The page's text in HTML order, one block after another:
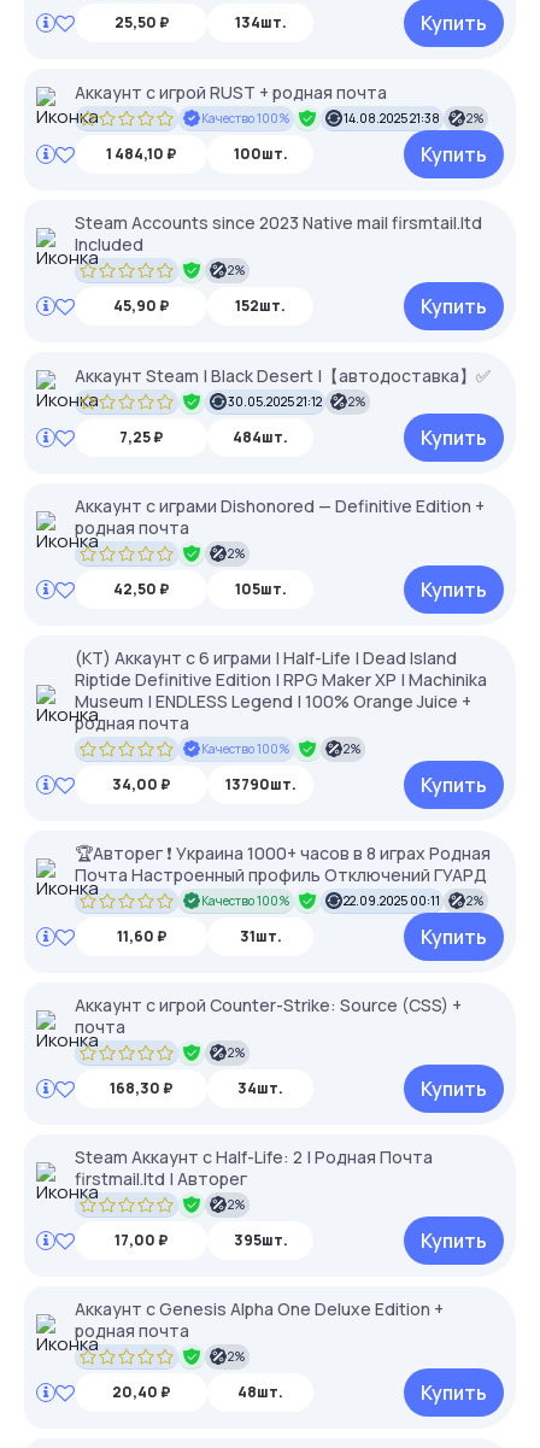
25,50 ₽ 134шт. Купить
Аккаунт с игрой RUST + родная почта
Качество 100% 14.08.2025 21:38 2%
1 484,10 ₽ 100шт. Купить
Steam Accounts since 2023 Native mail firsmtail.ltd
Included
2%
45,90 ₽ 152шт. Купить
Аккаунт Steam | Black Desert |【︎автодоставка】︎✅
30.05.2025 21:12 2%
7,25 ₽ 484шт. Купить
Аккаунт с играми Dishonored — Definitive Edition +
родная почта
2%
42,50 ₽ 105шт. Купить
(КТ) Аккаунт с 6 играми | Half-Life | Dead Island
Riptide Definitive Edition | RPG Maker XP | Machinika
Museum | ENDLESS Legend | 100% Orange Juice +
родная почта
Качество 100% 2%
34,00 ₽ 13790шт. Купить
🏆Авторег ❗ Украина 1000+ часов в 8 играх Родная
Почта Настроенный профиль Отключений ГУАРД
Качество 100% 22.09.2025 00:11 2%
11,60 ₽ 31шт. Купить
Аккаунт с игрой Counter-Strike: Source (CSS) +
почта
2%
168,30 ₽ 34шт. Купить
Steam Аккаунт с Half-Life: 2 | Родная Почта
firstmail.ltd | Авторег
2%
17,00 ₽ 395шт. Купить
Аккаунт с Genesis Alpha One Deluxe Edition +
родная почта
2%
20,40 ₽ 48шт. Купить